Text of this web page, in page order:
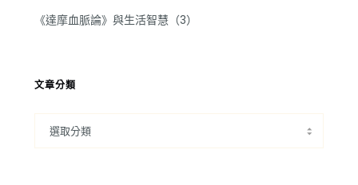
《達摩血脈論》與生活智慧（3）
文章分類